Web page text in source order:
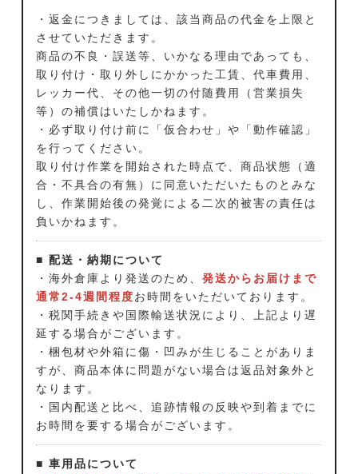
・返金につきましては、該当商品の代金を上限と
させていただきます。
商品の不良・誤送等、いかなる理由であっても、
取り付け・取り外しにかかった工賃、代車費用、
レッカー代、その他一切の付随費用（営業損失
等）の補償はいたしかねます。
・必ず取り付け前に「仮合わせ」や「動作確認」
を行ってください。
取り付け作業を開始された時点で、商品状態（適
合・不具合の有無）に同意いただいたものとみな
し、作業開始後の発覚による二次的被害の責任は
負いかねます。
■ 配送・納期について
・海外倉庫より発送のため、 発送からお届けまで
通常2-4週間程度お時間をいただいております。
・税関手続きや国際輸送状況により、上記より遅
延する場合がございます。
・梱包材や外箱に傷・凹みが生じることがありま
すが、商品本体に問題がない場合は返品対象外と
なります。
・国内配送と比べ、追跡情報の反映や到着までに
お時間を要する場合がございます。
■ 車用品について